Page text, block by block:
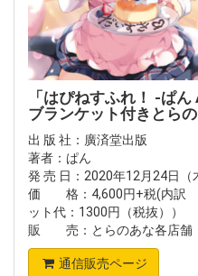
「はぴねすふれ！ -ぱ
ブランケット付きとら
出 版 社：廣済堂出版
著者：ぱん
発 売 日：2020年12月24日（
価 格：4,600円+税(内訳
ット代：1300円（税抜））
販 売：とらのあな各店舗
通信販売ページ